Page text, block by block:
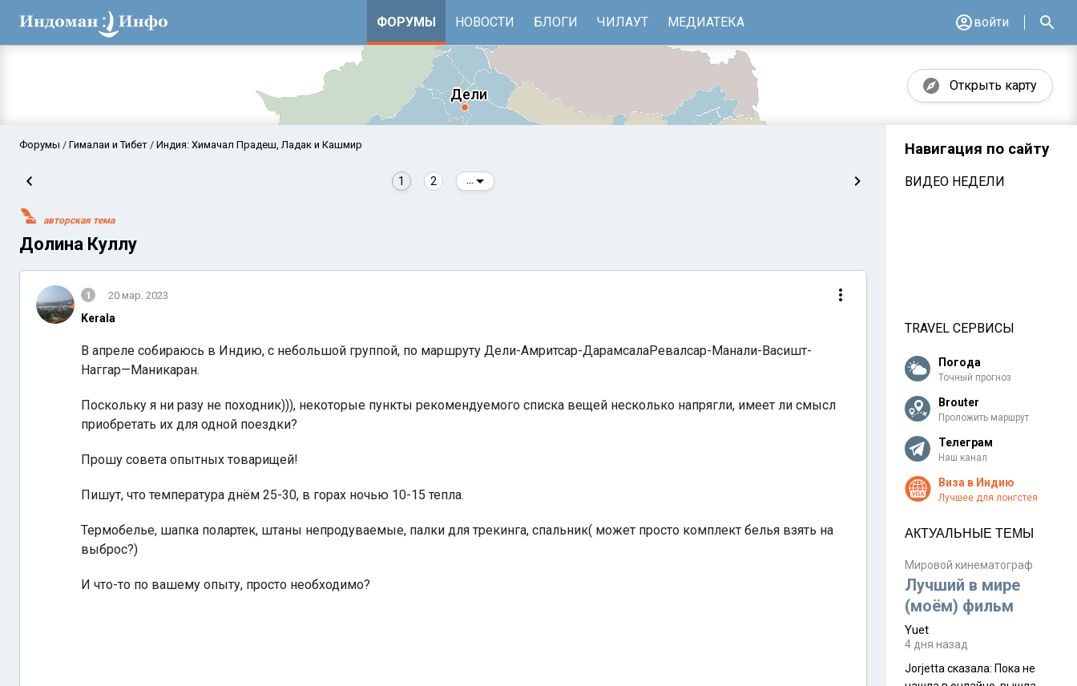
ФОРУМЫ НОВОСТИ БЛОГИ ЧИЛАУТ МЕДИАТЕКА войти
Открыть карту
Форумы Гималаи и Тибет Индия: Химачал Прадеш, Ладак и Кашмир
1 2
авторская тема
Долина Куллу
1 20 мар. 2023
Kerala
В апреле собираюсь в Индию, с небольшой группой, по маршруту Дели-Амритсар-ДарамсалаРевалсар-Манали-Васишт-
Наггар—Маникаран.
Поскольку я ни разу не походник))), некоторые пункты рекомендуемого списка вещей несколько напрягли, имеет ли смысл
приобретать их для одной поездки?
Прошу совета опытных товарищей!
Пишут, что температура днём 25-30, в горах ночью 10-15 тепла.
Термобелье, шапка полартек, штаны непродуваемые, палки для трекинга, спальник( может просто комплект белья взять на
выброс?)
И что-то по вашему опыту, просто необходимо?
Навигация по сайту
ВИДЕО НЕДЕЛИ
TRAVEL СЕРВИСЫ
Погода
Точный прогноз
Brouter
Проложить маршрут
Телеграм
Наш канал
Виза в Индию
Лучшее для лонгстея
АКТУАЛЬНЫЕ ТЕМЫ
Мировой кинематограф
Лучший в мире
(моём) фильм
Yuet
4 дня назад
Jorjetta сказалa: Пока не